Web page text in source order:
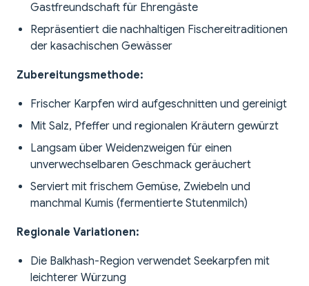
Gastfreundschaft für Ehrengäste
Repräsentiert die nachhaltigen Fischereitraditionen
der kasachischen Gewässer
Zubereitungsmethode:
Frischer Karpfen wird aufgeschnitten und gereinigt
Mit Salz, Pfeffer und regionalen Kräutern gewürzt
Langsam über Weidenzweigen für einen
unverwechselbaren Geschmack geräuchert
Serviert mit frischem Gemüse, Zwiebeln und
manchmal Kumis (fermentierte Stutenmilch)
Regionale Variationen:
Die Balkhash-Region verwendet Seekarpfen mit
leichterer Würzung